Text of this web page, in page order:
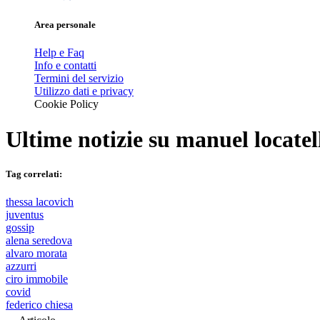
Area personale
Help e Faq
Info e contatti
Termini del servizio
Utilizzo dati e privacy
Cookie Policy
Ultime notizie su manuel
Tag correlati:
thessa lacovich
juventus
gossip
alena seredova
alvaro morata
azzurri
ciro immobile
covid
federico chiesa